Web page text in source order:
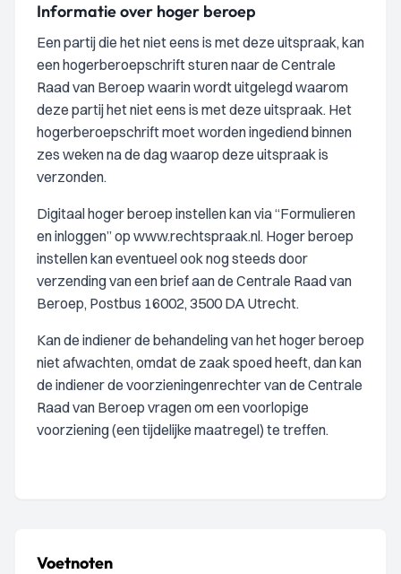
Informatie over hoger beroep
Een partij die het niet eens is met deze uitspraak, kan
een hogerberoepschrift sturen naar de Centrale
Raad van Beroep waarin wordt uitgelegd waarom
deze partij het niet eens is met deze uitspraak. Het
hogerberoepschrift moet worden ingediend binnen
zes weken na de dag waarop deze uitspraak is
verzonden.
Digitaal hoger beroep instellen kan via “Formulieren
en inloggen” op www.rechtspraak.nl. Hoger beroep
instellen kan eventueel ook nog steeds door
verzending van een brief aan de Centrale Raad van
Beroep, Postbus 16002, 3500 DA Utrecht.
Kan de indiener de behandeling van het hoger beroep
niet afwachten, omdat de zaak spoed heeft, dan kan
de indiener de voorzieningenrechter van de Centrale
Raad van Beroep vragen om een voorlopige
voorziening (een tijdelijke maatregel) te treffen.
Voetnoten